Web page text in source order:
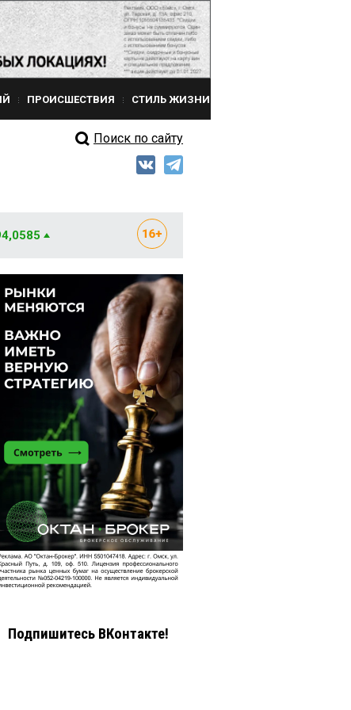
ПРОИСШЕСТВИЯ СТИЛЬ ЖИЗНИ
Поиск по сайту
Подпишитесь ВКонтакте!